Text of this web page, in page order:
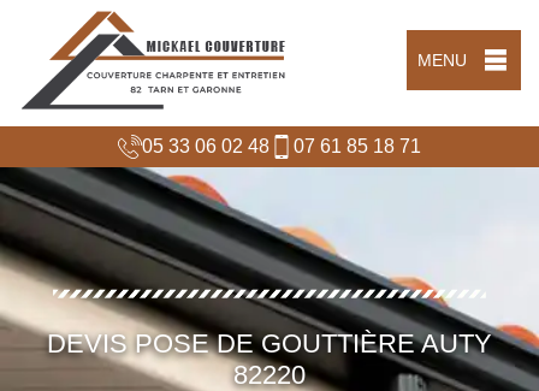
MENU
05 33 06 02 48 07 61 85 18 71
DEVIS POSE DE GOUTTIÈRE AUTY
82220